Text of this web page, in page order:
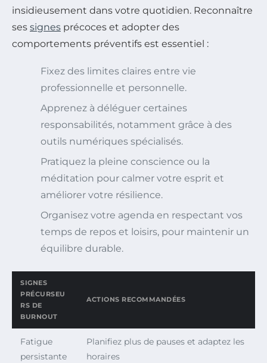
insidieusement dans votre quotidien. Reconnaître
ses signes précoces et adopter des
comportements préventifs est essentiel :
Fixez des limites claires entre vie
professionnelle et personnelle.
Apprenez à déléguer certaines
responsabilités, notamment grâce à des
outils numériques spécialisés.
Pratiquez la pleine conscience ou la
méditation pour calmer votre esprit et
améliorer votre résilience.
Organisez votre agenda en respectant vos
temps de repos et loisirs, pour maintenir un
équilibre durable.
SIGNES
PRÉCURSEU
RS DE
BURNOUT
ACTIONS RECOMMANDÉES
Fatigue
persistante
Planifiez plus de pauses et adaptez les
horaires